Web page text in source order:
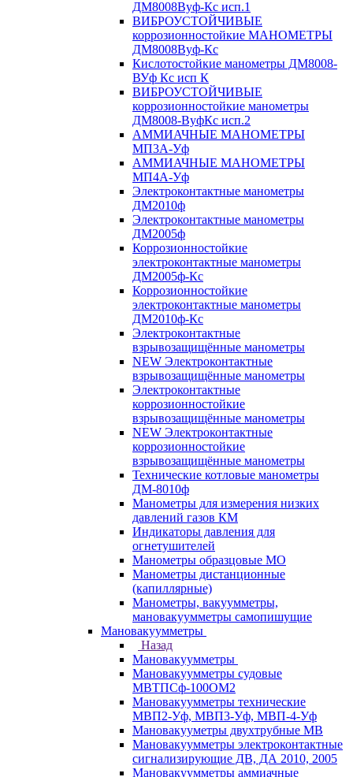
ДМ8008Вуф-Кс исп.1
ВИБРОУСТОЙЧИВЫЕ
коррозионностойкие МАНОМЕТРЫ
ДМ8008Вуф-Кс
Кислотостойкие манометры ДМ8008-
ВУф Кс исп К
ВИБРОУСТОЙЧИВЫЕ
коррозионностойкие манометры
ДМ8008-ВуфКс исп.2
АММИАЧНЫЕ МАНОМЕТРЫ
МП3А-Уф
АММИАЧНЫЕ МАНОМЕТРЫ
МП4А-Уф
Электроконтактные манометры
ДМ2010ф
Электроконтактные манометры
ДМ2005ф
Коррозионностойкие
электроконтактные манометры
ДМ2005ф-Кс
Коррозионностойкие
электроконтактные манометры
ДМ2010ф-Кс
Электроконтактные
взрывозащищённые манометры
NEW Электроконтактные
взрывозащищённые манометры
Электроконтактные
коррозионностойкие
взрывозащищённые манометры
NEW Электроконтактные
коррозионностойкие
взрывозащищённые манометры
Технические котловые манометры
ДМ-8010ф
Манометры для измерения низких
давлений газов КМ
Индикаторы давления для
огнетушителей
Манометры образцовые МО
Манометры дистанционные
(капиллярные)
Манометры, вакуумметры,
мановакуумметры самопишущие
Мановакуумметры
Назад
Мановакуумметры
Мановакуумметры судовые
МВТПСф-100ОМ2
Мановакуумметры технические
МВП2-Уф, МВП3-Уф, МВП-4-Уф
Мановакууметры двухтрубные МВ
Мановакуумметры электроконтактные
сигнализирующие ДВ, ДА 2010, 2005
Мановакуумметры аммиачные